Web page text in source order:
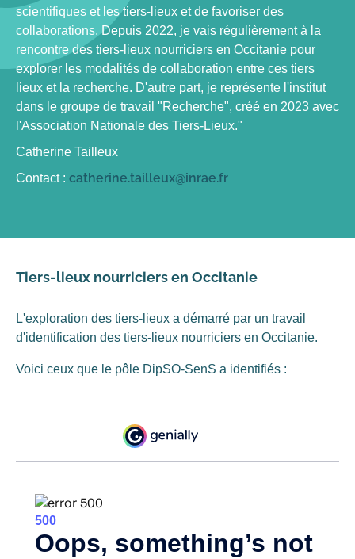
scientifiques et les tiers-lieux et de favoriser des
collaborations. Depuis 2022, je vais régulièrement à la
rencontre des tiers-lieux nourriciers en Occitanie pour
explorer les modalités de collaboration entre ces tiers
lieux et la recherche. D'autre part, je représente l'institut
dans le groupe de travail "Recherche", créé en 2023 avec
l'Association Nationale des Tiers-Lieux."
Catherine Tailleux
Contact : catherine.tailleux@inrae.fr
Tiers-lieux nourriciers en Occitanie
L'exploration des tiers-lieux a démarré par un travail
d'identification des tiers-lieux nourriciers en Occitanie.
Voici ceux que le pôle DipSO-SenS a identifiés :